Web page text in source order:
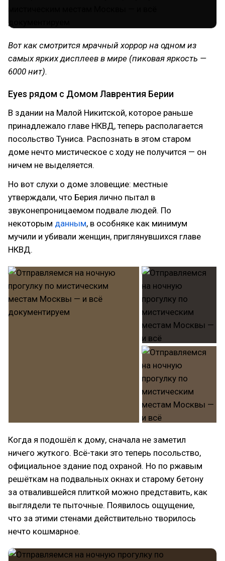
Вот как смотрится мрачный хоррор на одном из
самых ярких дисплеев в мире (пиковая яркость —
6000 нит).
Eyes рядом с Домом Лаврентия Берии
В здании на Малой Никитской, которое раньше
принадлежало главе НКВД, теперь располагается
посольство Туниса. Распознать в этом старом
доме нечто мистическое с ходу не получится — он
ничем не выделяется.
Но вот слухи о доме зловещие: местные
утверждали, что Берия лично пытал в
звуконепроницаемом подвале людей. По
некоторым данным, в особняке как минимум
мучили и убивали женщин, приглянувшихся главе
НКВД.
Когда я подошёл к дому, сначала не заметил
ничего жуткого. Всё-таки это теперь посольство,
официальное здание под охраной. Но по ржавым
решёткам на подвальных окнах и старому бетону
за отвалившейся плиткой можно представить, как
выглядели те пыточные. Появилось ощущение,
что за этими стенами действительно творилось
нечто кошмарное.